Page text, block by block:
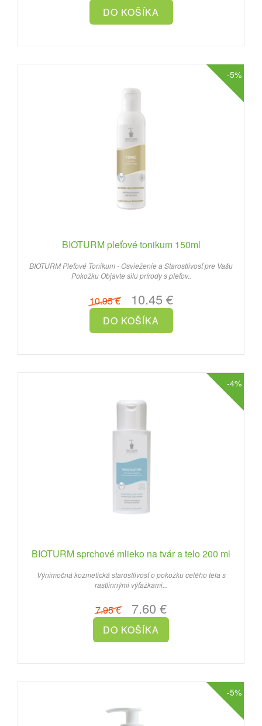
-5%
BIOTURM pleťové tonikum 150ml
BIOTURM Pleťové Tonikum - Osvieženie a Starostlivosť pre Vašu
Pokožku Objavte silu prírody s pleťov..
10.95 €10.45 €
-4%
BIOTURM sprchové mlieko na tvár a telo 200 ml
Výnimočná kozmetická starostlivosť o pokožku celého tela s
rastlinnými výťažkami...
7.95 €7.60 €
-5%